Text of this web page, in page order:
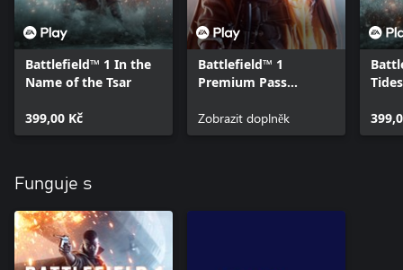
Battlefield™ 1 In the
Name of the Tsar
399,00 Kč
Battlefield™ 1
Premium Pass
Zobrazit doplněk
Tides
Funguje s